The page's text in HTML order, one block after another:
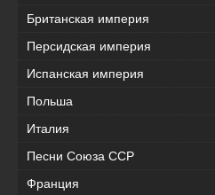
Британская империя
Персидская империя
Испанская империя
Польша
Италия
Песни Союза ССР
Франция